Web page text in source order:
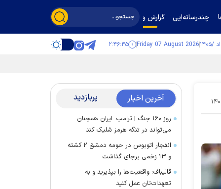
چندرسانه‌ایی گزارش و گفت‌وگو
Friday 07 August 2026 ۲:۴۶:۴۵
۲۰ آخرین اخبار پربازدید
روز ۱۶۰ جنگ | ترامپ: ایران همچنان
می‌تواند در تنگه هرمز شلیک کند
انفجار اتوبوس در حومه دمشق ۲ کشته
و ۱۳ زخمی برجای گذاشت
قالیباف: واقعیت‌ها را بپذیرید و به
تعهدات‌تان عمل کنید